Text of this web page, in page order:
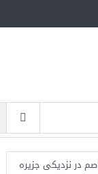
در نزدیکی جزیره